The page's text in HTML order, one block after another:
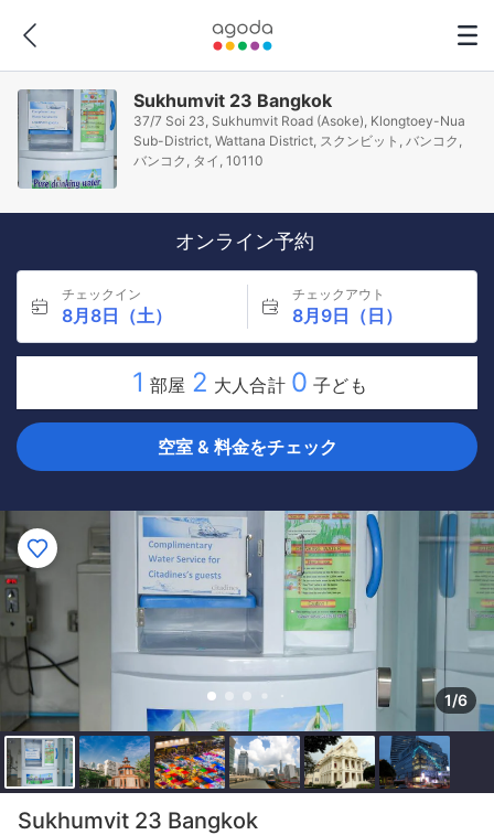
Sukhumvit 23 Bangkok
37/7 Soi 23, Sukhumvit Road (Asoke), Klongtoey-Nua
Sub-District, Wattana District, スクンビット, バンコク,
バンコク, タイ, 10110
オンライン予約
チェックイン
8月8日（土）
チェックアウト
8月9日（日）
1 部屋 2 大人合計 0 子ども
空室 & 料金をチェック
1/6
Sukhumvit 23 Bangkok